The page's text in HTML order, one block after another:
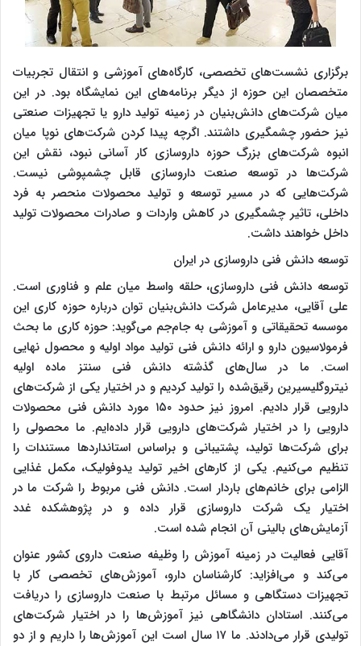
برگزاری نشست‌های تخصصی، کارگاه‌های آموزشی و انتقال تجربیات
متخصصان این حوزه از دیگر برنامه‌های این نمایشگاه بود. در این
میان شرکت‌های دانش‌بنیان در زمینه تولید دارو یا تجهیزات صنعتی
نیز حضور چشمگیری داشتند. اگرچه پیدا کردن شرکت‌های نوپا میان
انبوه شرکت‌های بزرگ حوزه داروسازی کار آسانی نبود، نقش این
شرکت‌ها در توسعه صنعت داروسازی قابل چشمپوشی نیست.
شرکت‌هایی که در مسیر توسعه و تولید محصولات منحصر به فرد
داخلی، تاثیر چشمگیری در کاهش واردات و صادرات محصولات تولید
داخل خواهند داشت.
توسعه دانش فنی داروسازی در ایران
توسعه دانش فنی داروسازی، حلقه واسط میان علم و فناوری است.
علی آقایی، مدیرعامل شرکت دانش‌بنیان توان درباره حوزه کاری این
موسسه تحقیقاتی و آموزشی به جام‌جم می‌گوید: حوزه کاری ما بحث
فرمولاسیون دارو و ارائه دانش فنی تولید مواد اولیه و محصول نهایی
است. ما در سال‌های گذشته دانش فنی سنتز ماده اولیه
نیتروگلیسیرین رقیق‌شده را تولید کردیم و در اختیار یکی از شرکت‌های
دارویی قرار دادیم. امروز نیز حدود ۱۵۰ مورد دانش فنی محصولات
دارویی را در اختیار شرکت‌های دارویی قرار داده‌ایم. ما محصولی را
برای شرکت‌ها تولید، پشتیبانی و براساس استانداردها مستندات را
تنظیم می‌کنیم. یکی از کارهای اخیر تولید یدوفولیک، مکمل غذایی
الزامی برای خانم‌های باردار است. دانش فنی مربوط را شرکت ما در
اختیار یک شرکت داروسازی قرار داده و در پژوهشکده غدد
آزمایش‌های بالینی آن انجام شده است.
آقایی فعالیت در زمینه آموزش را وظیفه صنعت داروی کشور عنوان
می‌کند و می‌افزاید: کارشناسان دارو، آموزش‌های تخصصی کار با
تجهیزات دستگاهی و مسائل مرتبط با صنعت داروسازی را دریافت
می‌کنند. استادان دانشگاهی نیز آموزش‌ها را در اختیار شرکت‌های
تولیدی قرار می‌دادند. ما ۱۷ سال است این آموزش‌ها را داریم و از دو